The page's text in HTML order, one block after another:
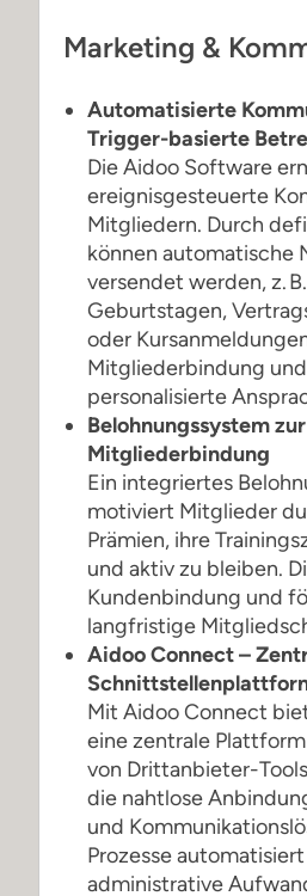
Marketing &
Automatisierte
Trigger-basierte
Die Aidoo Software
ereignisgesteuerte
Mitgliedern. Durch
können automatische
versendet werden, z.
Geburtstagen,
oder
Mitgliederbindung
personalisierte
Belohnungssystem zur
Mitgliederbindung
Ein integriertes
motiviert Mitglieder
Prämien, ihre
und aktiv zu bleiben.
Kundenbindung und
langfristige
Aidoo Connect –
Mit Aidoo Connect
eine zentrale
von Drittanbieter-
die nahtlose
und
Prozesse
administrative